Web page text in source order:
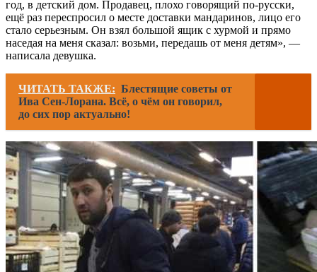
год, в детский дом. Продавец, плохо говорящий по-русски,
ещё раз переспросил о месте доставки мандаринов, лицо его
стало серьезным. Он взял большой ящик с хурмой и прямо
наседая на меня сказал: возьми, передашь от меня детям», —
написала девушка.
ЧИТАТЬ ТАКЖЕ: Блестящие советы от
Ива Сен-Лорана. Всё, о чём он говорил,
до сих пор актуально!